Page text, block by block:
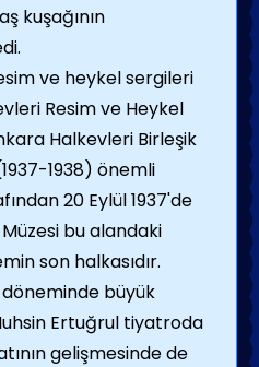
kuşağının
ve heykel sergileri
Resim ve Heykel
Halkevleri Birleşik
1938) önemli
20 Eylül 1937'de
bu alandaki
son halkasıdır.
büyük
Ertuğrul tiyatroda
gelişmesinde de